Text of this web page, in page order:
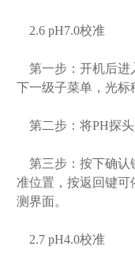
2.6 pH7.0校准
第一步：开机后进
下一级子菜单，光标
第二步：将PH探头
第三步：按下确认
准位置，按返回键可
测界面。
2.7 pH4.0校准